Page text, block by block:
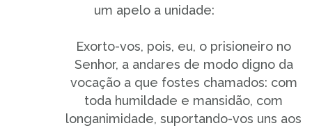
um apelo a unidade:
Exorto-vos, pois, eu, o prisioneiro no
Senhor, a andares de modo digno da
vocação a que fostes chamados: com
toda humildade e mansidão, com
longanimidade, suportando-vos uns aos